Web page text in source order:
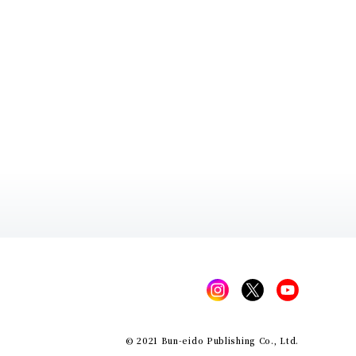
© 2021 Bun-eido Publishing Co., Ltd.